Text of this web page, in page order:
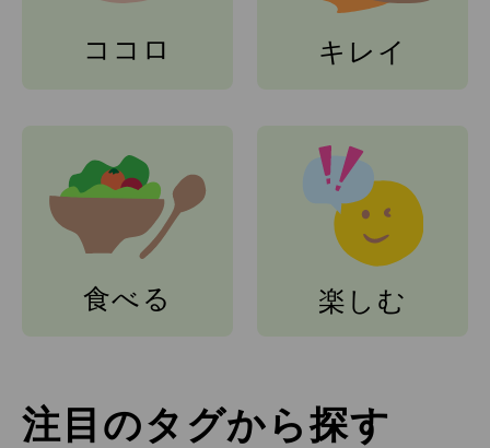
ココロ キレイ
食べる 楽しむ
注目のタグから探す